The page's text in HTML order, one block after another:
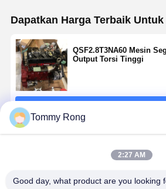
Dapatkan Harga Terbaik Untuk
QSF2.8T3NA60 Mesin
Output Torsi Tinggi
Rekomendasi Produk
Tommy Rong
2:27 AM
Good day, what product are you looking